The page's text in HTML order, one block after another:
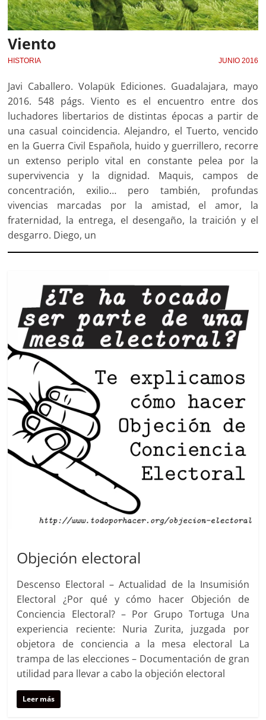
Viento
HISTORIA JUNIO 2016
Javi Caballero. Volapük Ediciones. Guadalajara, mayo
2016. 548 págs. Viento es el encuentro entre dos
luchadores libertarios de distintas épocas a partir de
una casual coincidencia. Alejandro, el Tuerto, vencido
en la Guerra Civil Española, huido y guerrillero, recorre
un extenso periplo vital en constante pelea por la
supervivencia y la dignidad. Maquis, campos de
concentración, exilio… pero también, profundas
vivencias marcadas por la amistad, el amor, la
fraternidad, la entrega, el desengaño, la traición y el
desgarro. Diego, un
Objeción electoral
Descenso Electoral – Actualidad de la Insumisión
Electoral ¿Por qué y cómo hacer Objeción de
Conciencia Electoral? – Por Grupo Tortuga Una
experiencia reciente: Nuria Zurita, juzgada por
objetora de conciencia a la mesa electoral La
trampa de las elecciones – Documentación de gran
utilidad para llevar a cabo la objeción electoral
Leer más